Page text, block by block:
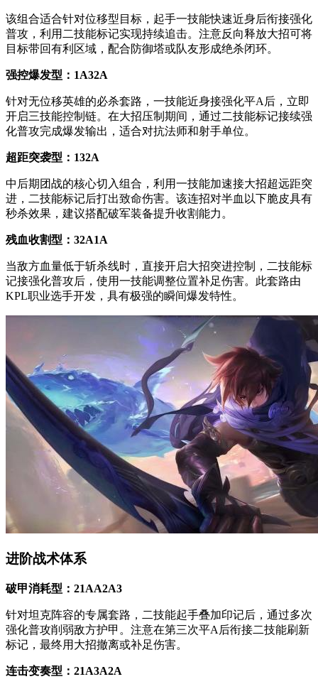
该组合适合针对位移型目标，起手一技能快速近身后衔接强化
普攻，利用二技能标记实现持续追击。注意反向释放大招可将
目标带回有利区域，配合防御塔或队友形成绝杀闭环。
强控爆发型：1A32A
针对无位移英雄的必杀套路，一技能近身接强化平A后，立即
开启三技能控制链。在大招压制期间，通过二技能标记接续强
化普攻完成爆发输出，适合对抗法师和射手单位。
超距突袭型：132A
中后期团战的核心切入组合，利用一技能加速接大招超远距突
进，二技能标记后打出致命伤害。该连招对半血以下脆皮具有
秒杀效果，建议搭配破军装备提升收割能力。
残血收割型：32A1A
当敌方血量低于斩杀线时，直接开启大招突进控制，二技能标
记接强化普攻后，使用一技能调整位置补足伤害。此套路由
KPL职业选手开发，具有极强的瞬间爆发特性。
进阶战术体系
破甲消耗型：21AA2A3
针对坦克阵容的专属套路，二技能起手叠加印记后，通过多次
强化普攻削弱敌方护甲。注意在第三次平A后衔接二技能刷新
标记，最终用大招撤离或补足伤害。
连击变奏型：21A3A2A